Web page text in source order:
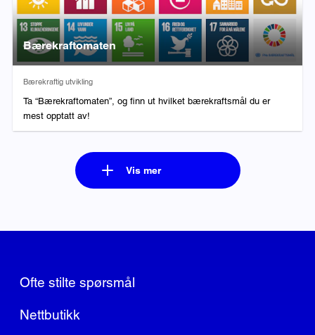
Bærekraftomaten
Fag:
Bærekraftig utvikling
Ta “Bærekraftomaten”, og finn ut hvilket bærekraftsmål du er
mest opptatt av!
Vis mer
Ofte stilte spørsmål
Nettbutikk